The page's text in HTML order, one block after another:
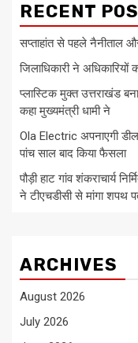
RECENT
सप्ताहांत से पहले नैनीताल
जिलाधिकारी ने
प्लास्टिक मुक्त उत्तराखंड
कहा मुख्यमंत्री धामी ने
Ola Electric अपनाएगी
पांच साल बाद किया फैसला
पौड़ी हाट गांव शंकराचार्य
ने टीएचडीसी से मांगा शपथ
ARCHIVES
August 2026
July 2026